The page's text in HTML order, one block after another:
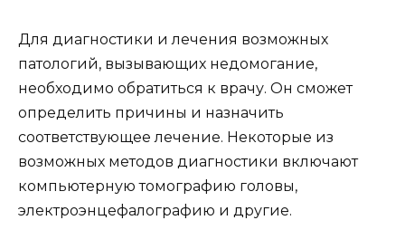
Для диагностики и лечения возможных
патологий, вызывающих недомогание,
необходимо обратиться к врачу. Он сможет
определить причины и назначить
соответствующее лечение. Некоторые из
возможных методов диагностики включают
компьютерную томографию головы,
электроэнцефалографию и другие.